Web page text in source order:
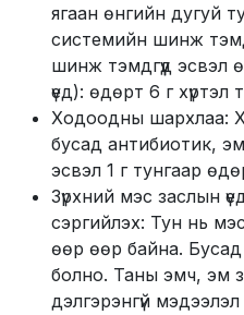
ягаан өнгийн дугуй
системийн шинж
шинж тэмдгүүд эсвэл
үед): өдөрт 6 г хүртэл
Ходоодны шархлаа:
бусад антибиотик,
эсвэл 1 г тунгаар
Зүрхний мэс заслын
сэргийлэх: Тун нь
өөр өөр байна.
болно. Таны эмч, эм
дэлгэрэнгүй